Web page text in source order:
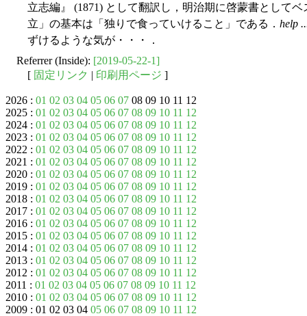
立志編』 (1871) として翻訳し，明治期に啓蒙書として
立」の基本は「独りで食っていけること」である． help
ずけるような気が・・・．
Referrer (Inside): [2019-05-22-1]
[ 固定リンク | 印刷用ページ ]
2026 : 01 02 03 04 05 06 07 08 09 10 11 12
2025 : 01 02 03 04 05 06 07 08 09 10 11 12
2024 : 01 02 03 04 05 06 07 08 09 10 11 12
2023 : 01 02 03 04 05 06 07 08 09 10 11 12
2022 : 01 02 03 04 05 06 07 08 09 10 11 12
2021 : 01 02 03 04 05 06 07 08 09 10 11 12
2020 : 01 02 03 04 05 06 07 08 09 10 11 12
2019 : 01 02 03 04 05 06 07 08 09 10 11 12
2018 : 01 02 03 04 05 06 07 08 09 10 11 12
2017 : 01 02 03 04 05 06 07 08 09 10 11 12
2016 : 01 02 03 04 05 06 07 08 09 10 11 12
2015 : 01 02 03 04 05 06 07 08 09 10 11 12
2014 : 01 02 03 04 05 06 07 08 09 10 11 12
2013 : 01 02 03 04 05 06 07 08 09 10 11 12
2012 : 01 02 03 04 05 06 07 08 09 10 11 12
2011 : 01 02 03 04 05 06 07 08 09 10 11 12
2010 : 01 02 03 04 05 06 07 08 09 10 11 12
2009 : 01 02 03 04 05 06 07 08 09 10 11 12